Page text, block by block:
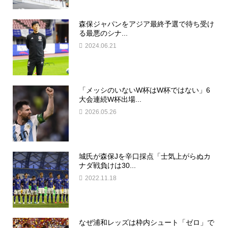
森保ジャパンをアジア最終予選で待ち受け
る最悪のシナ...
2024.06.21
「メッシのいないW杯はW杯ではない」6
大会連続W杯出場...
2026.05.26
城氏が森保Jを辛口採点「士気上がらぬカ
ナダ戦負けは30...
2022.11.18
なぜ浦和レッズは枠内シュート「ゼロ」で